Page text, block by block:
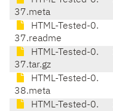
37.meta
HTML-Tested-0.
37.readme
HTML-Tested-0.
37.tar.gz
HTML-Tested-0.
38.meta
HTML-Tested-0.